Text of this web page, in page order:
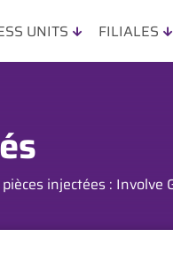
UNITS FILIALES
injectées : Involve